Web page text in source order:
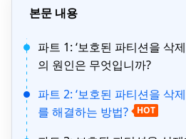
본문 내용
파트 1: ‘보호된 파티션을 삭
의 원인은 무엇입니까?
파트 2: ‘보호된 파티션을 삭
를 해결하는 방법?
HOT